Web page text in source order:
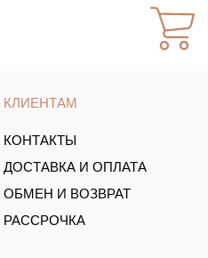
КЛИЕНТАМ
КОНТАКТЫ
ДОСТАВКА И ОПЛАТА
ОБМЕН И ВОЗВРАТ
РАССРОЧКА